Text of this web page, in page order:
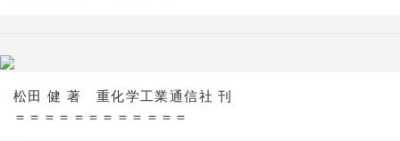
松田 健 著 重化学工業通信社 刊
＝＝＝＝＝＝＝＝＝＝＝＝